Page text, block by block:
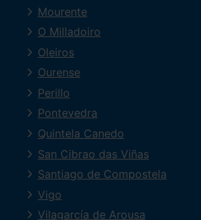
Mourente
O Milladoiro
Oleiros
Ourense
Perillo
Pontevedra
Quintela Canedo
San Cibrao das Viñas
Santiago de Compostela
Vigo
Vilagarcía de Arousa